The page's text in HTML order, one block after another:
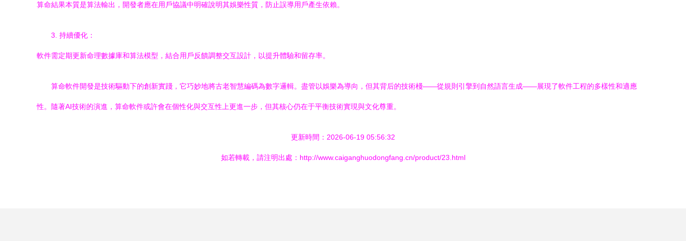
算命結果本質是算法輸出，開發者應在用戶協議中明確說明其娛樂性質，防止誤導用戶產生依賴。
3. 持續優化：
軟件需定期更新命理數據庫和算法模型，結合用戶反饋調整交互設計，以提升體驗和留存率。
算命軟件開發是技術驅動下的創新實踐，它巧妙地將古老智慧編碼為數字邏輯。盡管以娛樂為導向，但其背后的技術棧——從規則引擎到自然語言生成——展現了軟件工程的多樣性和適應
性。隨著AI技術的演進，算命軟件或許會在個性化與交互性上更進一步，但其核心仍在于平衡技術實現與文化尊重。
更新時間：2026-06-19 05:56:32
如若轉載，請注明出處：http://www.caiganghuodongfang.cn/product/23.html